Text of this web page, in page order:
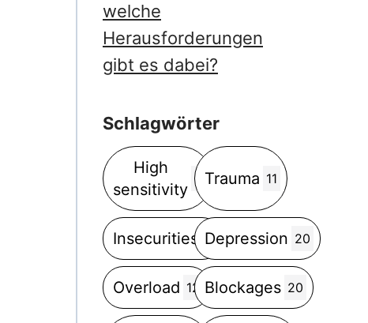
welche
Herausforderungen
gibt es dabei?
Schlagwörter
High
sensitivity
5 Trauma 11
Insecurities 5
Depression 20
Overload 12 Blockages 20